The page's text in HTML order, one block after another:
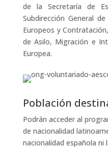
de la Secretaría de
Subdirección General
Europeos y
de Asilo, Migración e
Europea.
Población
Podrán acceder al
de nacionalidad
nacionalidad española ni